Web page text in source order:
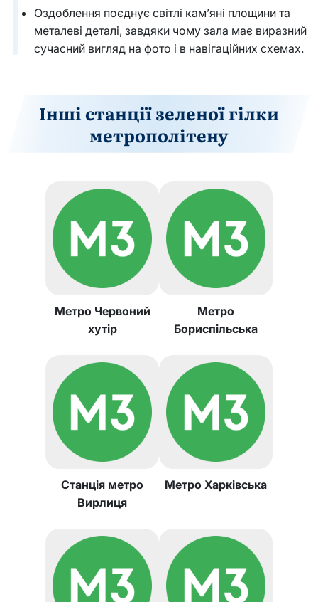
Оздоблення поєднує світлі кам’яні площини та
металеві деталі, завдяки чому зала має виразний
сучасний вигляд на фото і в навігаційних схемах.
Інші станції зеленої гілки
метрополітену
Метро Червоний
хутір
Метро
Бориспільська
Станція метро
Вирлиця
Метро Харківська